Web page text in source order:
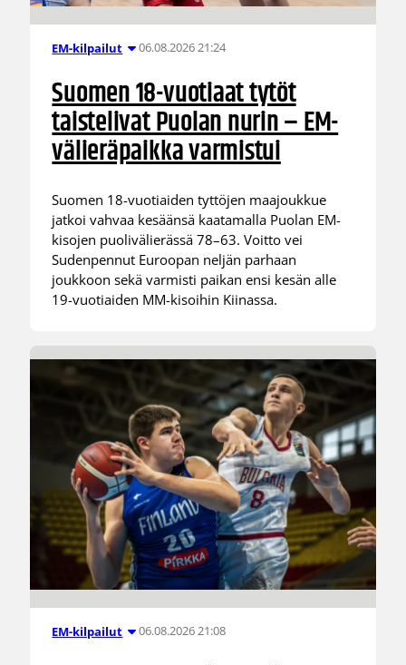
EM-kilpailut 06.08.2026 21:24
Suomen 18-vuotiaat tytöt
taistelivat Puolan nurin – EM-
välieräpaikka varmistui
Suomen 18-vuotiaiden tyttöjen maajoukkue
jatkoi vahvaa kesäänsä kaatamalla Puolan EM-
kisojen puolivälierässä 78–63. Voitto vei
Sudenpennut Euroopan neljän parhaan
joukkoon sekä varmisti paikan ensi kesän alle
19-vuotiaiden MM-kisoihin Kiinassa.
EM-kilpailut 06.08.2026 21:08